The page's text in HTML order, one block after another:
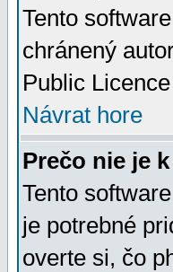
Tento
chránený
Public
Návrat hore
Prečo nie je
Tento
je potrebné
overte si, čo